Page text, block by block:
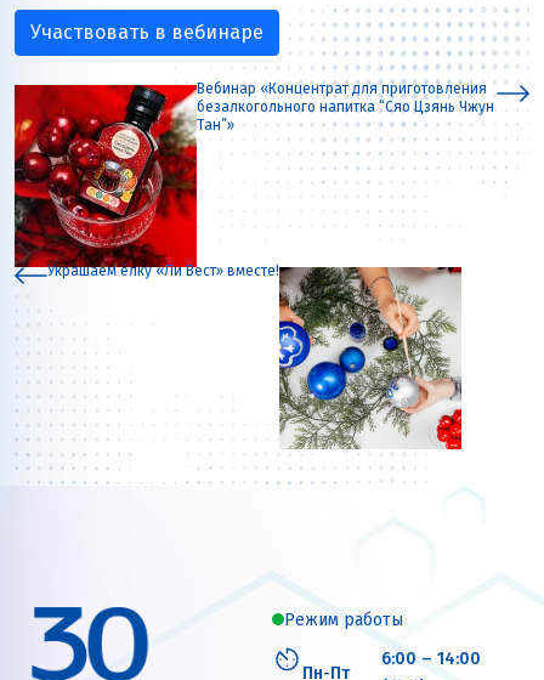
Участвовать в вебинаре
Украшаем ёлку «Ли Вест» вместе!
Вебинар «Концентрат для приготовления
безалкогольного напитка “Сяо Цзянь Чжун
Тан”»
Режим работы
Пн-Пт
6:00 – 14:00